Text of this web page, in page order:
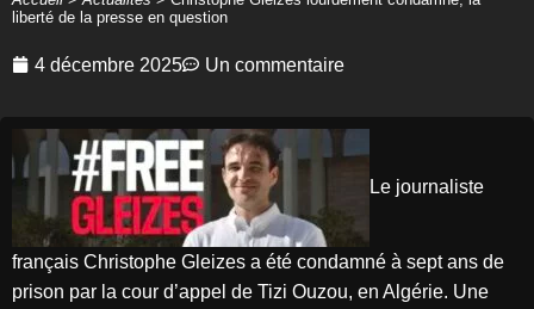
liberté de la presse en question
4 décembre 2025 Un commentaire
Le journaliste
français Christophe Gleizes a été condamné à sept ans de
prison par la cour d’appel de Tizi Ouzou, en Algérie. Une